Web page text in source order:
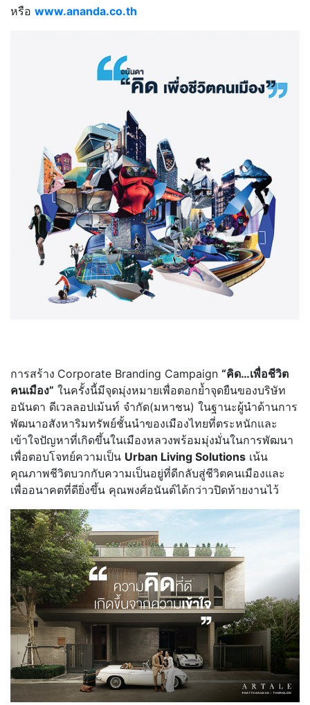
หรือ www.ananda.co.th
การสร้าง Corporate Branding Campaign “คิด…เพื่อชีวิต
คนเมือง” ในครั้งนี้มีจุดมุ่งหมายเพื่อตอกย้ำจุดยืนของบริษัท
อนันดา ดีเวลลอปเม้นท์ จำกัด(มหาชน) ในฐานะผู้นำด้านการ
พัฒนาอสังหาริมทรัพย์ชั้นนำของเมืองไทยที่ตระหนักและ
เข้าใจปัญหาที่เกิดขึ้นในเมืองหลวงพร้อมมุ่งมั่นในการพัฒนา
เพื่อตอบโจทย์ความเป็น Urban Living Solutions เน้น
คุณภาพชีวิตบวกกับความเป็นอยู่ที่ดีกลับสู่ชีวิตคนเมืองและ
เพื่ออนาคตที่ดียิ่งขึ้น คุณพงศ์อนันต์ได้กว่าวปิดท้ายงานไว้